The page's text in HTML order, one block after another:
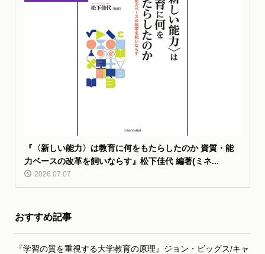
『〈新しい能力〉は教育に何をもたらしたのか 資質・能
力ベースの改革を飼いならす』松下佳代 編著(ミネ...
2026.07.07
おすすめ記事
『学習の質を重視する大学教育の原理』ジョン・ビッグス/キャ